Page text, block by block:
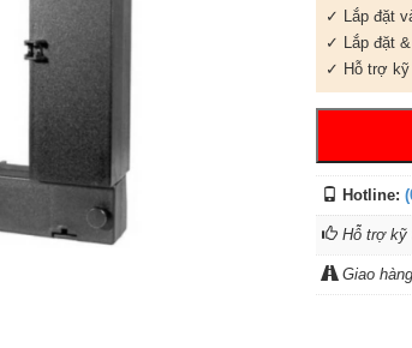
✓ Lắp đặt
✓ Lắp đặt
✓ Hỗ trợ kỹ
Hotline:
Hỗ trợ kỹ
Giao